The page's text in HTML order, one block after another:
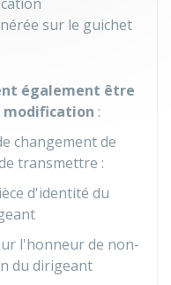
sur le guichet
également être
modification :
changement de
transmettre :
d'identité du
l'honneur de non-
du dirigeant